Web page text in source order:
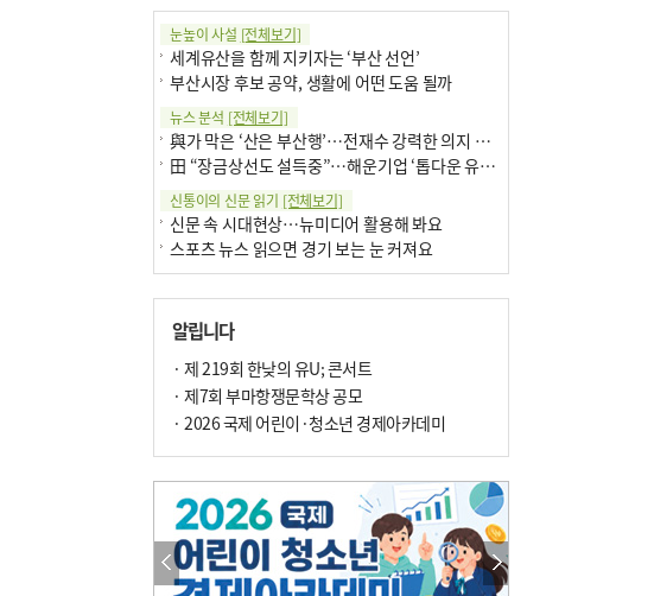
눈높이 사설 [전체보기]
세계유산을 함께 지키자는 ‘부산 선언’
부산시장 후보 공약, 생활에 어떤 도움 될까
뉴스 분석 [전체보기]
與가 막은 ‘산은 부산행’…전재수 강력한 의지 표명 없인 공염불
田 “장금상선도 설득중”…해운기업 ‘톱다운 유치전’ 가속
신통이의 신문 읽기 [전체보기]
신문 속 시대현상…뉴미디어 활용해 봐요
스포츠 뉴스 읽으면 경기 보는 눈 커져요
구·군 승진 축하화분 관행 없애자니 소상공인 울상
팩트체크[전체보기]
의령 한우산 털중나리
한 손 뉴스[전체보기]
시민이 개발한 폭염 대응 앱 ‘그늘로’ 길안내 지도 등 인기
골목 맛집 발굴 고메 셀렉션…부산시, 페스티벌 시월 연계
알립니다
· 제 219회 한낮의 유U; 콘서트
· 제7회 부마항쟁문학상 공모
· 2026 국제 어린이·청소년 경제아카데미